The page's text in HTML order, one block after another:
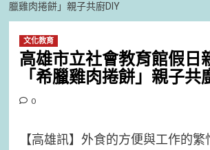
臘雞肉捲餅」親子共廚DIY
文化教育
高雄市立社會教育館假日
「希臘雞肉捲餅」親子共
0
【高雄訊】外食的方便與工作的